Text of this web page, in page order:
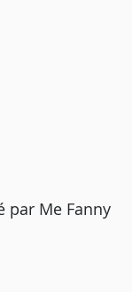
par Me Fanny